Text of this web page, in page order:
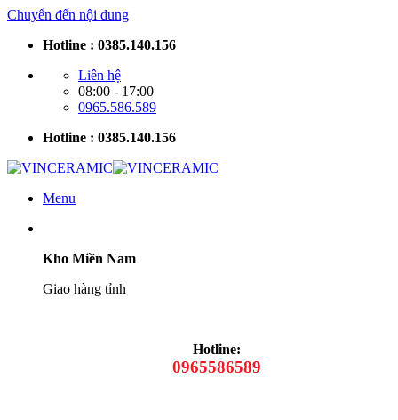
Chuyển đến nội dung
Hotline : 0385.140.156
Liên hệ
08:00 - 17:00
0965.586.589
Hotline : 0385.140.156
Menu
Kho Miền Nam
Giao hàng tỉnh
Hotline:
0965586589